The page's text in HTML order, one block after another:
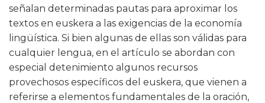
señalan determinadas pautas para aproximar los
textos en euskera a las exigencias de la economía
lingüística. Si bien algunas de ellas son válidas para
cualquier lengua, en el artículo se abordan con
especial detenimiento algunos recursos
provechosos específicos del euskera, que vienen a
referirse a elementos fundamentales de la oración,